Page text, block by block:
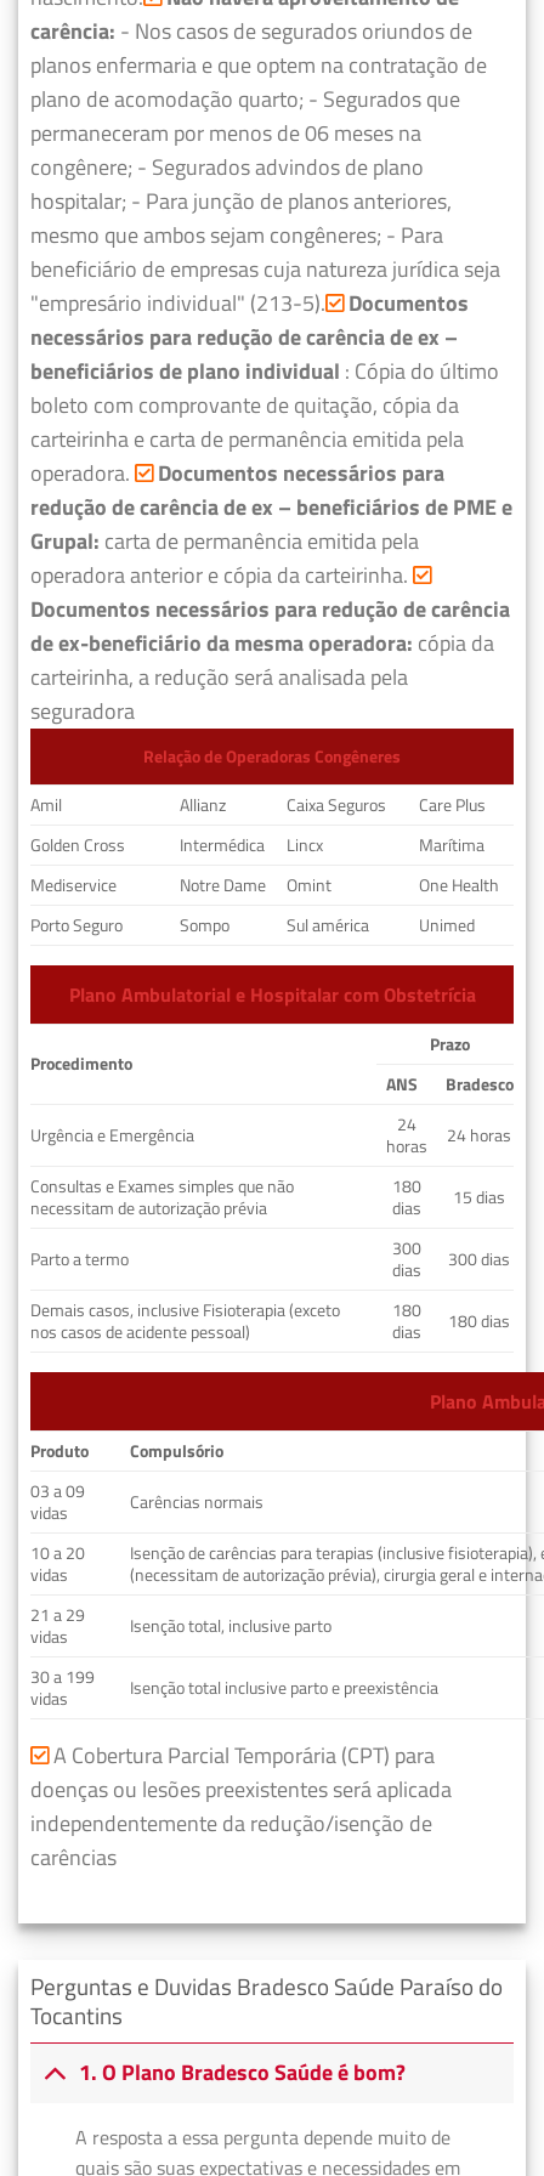
carência: - Nos casos de segurados oriundos de
planos enfermaria e que optem na contratação de
plano de acomodação quarto; - Segurados que
permaneceram por menos de 06 meses na
congênere; - Segurados advindos de plano
hospitalar; - Para junção de planos anteriores,
mesmo que ambos sejam congêneres; - Para
beneficiário de empresas cuja natureza jurídica seja
"empresário individual" (213-5). Documentos
necessários para redução de carência de ex –
beneficiários de plano individual : Cópia do último
boleto com comprovante de quitação, cópia da
carteirinha e carta de permanência emitida pela
operadora.
Documentos necessários para
redução de carência de ex – beneficiários de PME e
Grupal: carta de permanência emitida pela
operadora anterior e cópia da carteirinha.
Documentos necessários para redução de carência
de ex-beneficiário da mesma operadora: cópia da
carteirinha, a redução será analisada pela
seguradora
Relação de Operadoras Congêneres
Amil
Allianz Caixa Seguros
Care Plus
Golden Cross
Intermédica Lincx
Marítima
Mediservice
Notre Dame Omint
One Health
Porto Seguro
Sompo Sul américa Unimed
Plano Ambulatorial e Hospitalar com Obstetrícia
Procedimento
Prazo
ANS
Bradesco
Urgência e Emergência
24
horas
24 horas
Consultas e Exames simples que não
necessitam de autorização prévia
180
dias
15 dias
Parto a termo
300
dias
300 dias
Demais casos, inclusive Fisioterapia (exceto
nos casos de acidente pessoal)
180
dias
180 dias
Plano
Produto
Compulsório
03 a 09
vidas
Carências normais
10 a 20
vidas
Isenção de carências para terapias (inclusive fisioterapia),
(necessitam de autorização prévia), cirurgia geral e
21 a 29
vidas
Isenção total, inclusive parto
30 a 199
vidas
Isenção total inclusive parto e preexistência
A Cobertura Parcial Temporária (CPT) para
doenças ou lesões preexistentes será aplicada
independentemente da redução/isenção de
carências
Perguntas e Duvidas Bradesco Saúde Paraíso do
Tocantins
1. O Plano Bradesco Saúde é bom?
A resposta a essa pergunta depende muito de
quais são suas expectativas e necessidades em